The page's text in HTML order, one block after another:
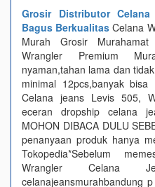
Grosir Distributor
Bagus Berkualitas Celana
Murah Grosir
Wrangler Premium
nyaman,tahan lama dan
minimal 12pcs,banyak bisa
Celana jeans Levis 505,
eceran dropship celana
MOHON DIBACA DULU
penanyaan produk hanya
Tokopedia*Sebelum
Wrangler Celana
celanajeansmurahbandung